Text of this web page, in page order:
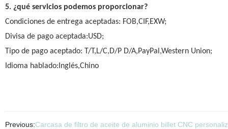
5. ¿qué servicios podemos proporcionar?
Condiciones de entrega aceptadas: FOB,CIF,EXW;
Divisa de pago aceptada:USD;
Tipo de pago aceptado: T/T,L/C,D/P D/A,PayPal,Western Union;
Idioma hablado:Inglés,Chino
Previous:Carcasa de filtro de aceite de aluminio billet CNC